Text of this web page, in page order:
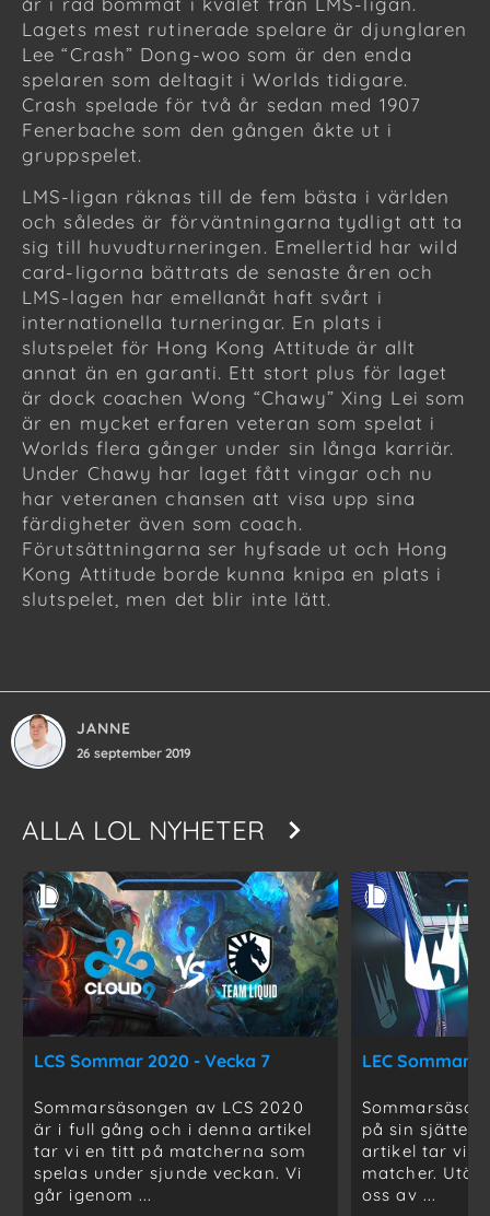
Lagets mest rutinerade spelare är djunglaren
Lee “Crash” Dong-woo som är den enda
spelaren som deltagit i Worlds tidigare.
Crash spelade för två år sedan med 1907
Fenerbache som den gången åkte ut i
gruppspelet.
LMS-ligan räknas till de fem bästa i världen
och således är förväntningarna tydligt att ta
sig till huvudturneringen. Emellertid har wild
card-ligorna bättrats de senaste åren och
LMS-lagen har emellanåt haft svårt i
internationella turneringar. En plats i
slutspelet för Hong Kong Attitude är allt
annat än en garanti. Ett stort plus för laget
är dock coachen Wong “Chawy” Xing Lei som
är en mycket erfaren veteran som spelat i
Worlds flera gånger under sin långa karriär.
Under Chawy har laget fått vingar och nu
har veteranen chansen att visa upp sina
färdigheter även som coach.
Förutsättningarna ser hyfsade ut och Hong
Kong Attitude borde kunna knipa en plats i
slutspelet, men det blir inte lätt.
JANNE
26 september 2019
ALLA LOL NYHETER
LCS Sommar 2020 - Vecka 7
Sommarsäsongen av LCS 2020
är i full gång och i denna artikel
tar vi en titt på matcherna som
spelas under sjunde veckan. Vi
går igenom ...
LEC Sommar
på sin sjätte
artikel tar vi
matcher.
oss av ...